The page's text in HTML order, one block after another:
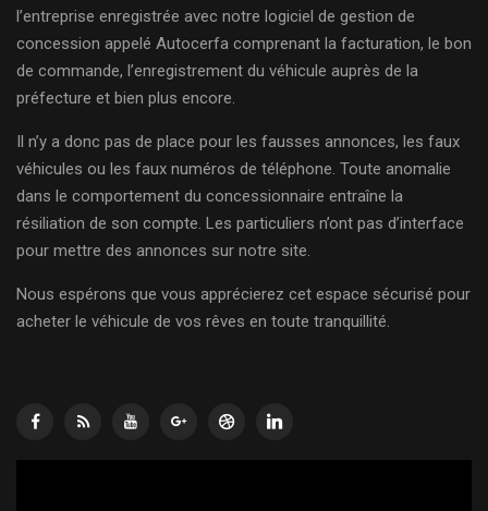
l’entreprise enregistrée avec notre logiciel de gestion de
concession appelé Autocerfa comprenant la facturation, le bon
de commande, l’enregistrement du véhicule auprès de la
préfecture et bien plus encore.
Il n’y a donc pas de place pour les fausses annonces, les faux
véhicules ou les faux numéros de téléphone. Toute anomalie
dans le comportement du concessionnaire entraîne la
résiliation de son compte. Les particuliers n’ont pas d’interface
pour mettre des annonces sur notre site.
Nous espérons que vous apprécierez cet espace sécurisé pour
acheter le véhicule de vos rêves en toute tranquillité.